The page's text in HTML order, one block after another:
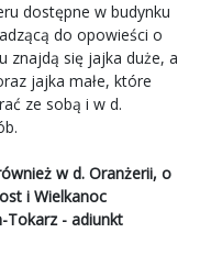
dostępne w budynku
do opowieści o
znajdą się jajka duże, a
jajka małe, które
ze sobą i w d.
w d. Oranżerii, o
i Wielkanoc
Tokarz - adiunkt